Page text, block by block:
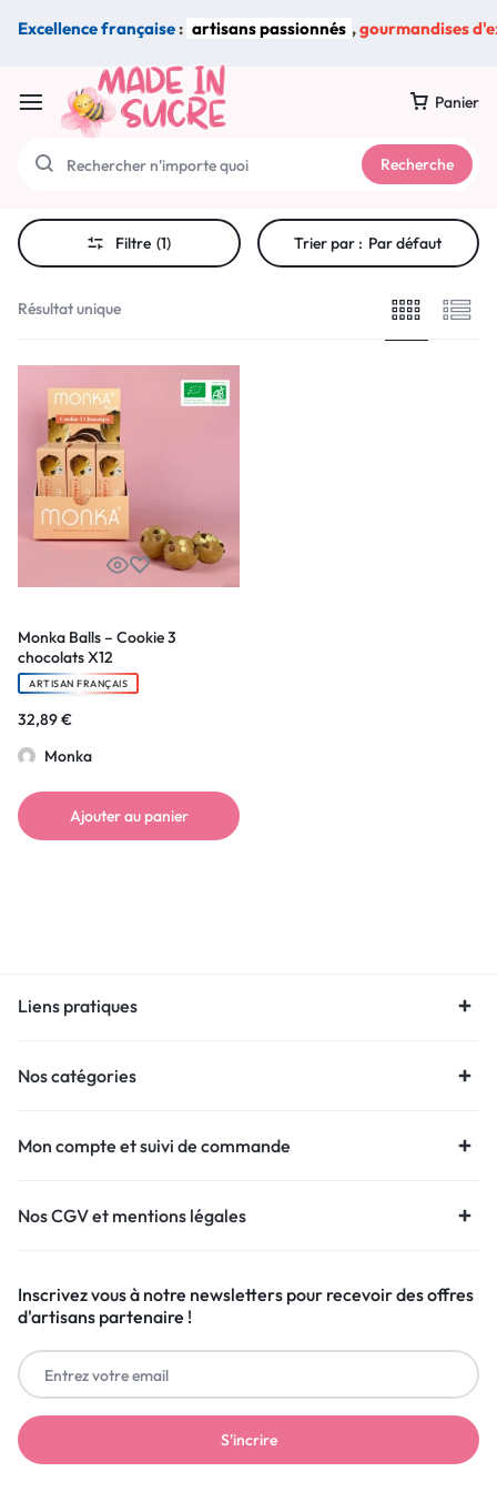
Excellence française: artisans passionnés ,gourmandises
Panier
Recherche
Filtre (1) Trier par : Par défaut
Résultat unique
Monka Balls – Cookie 3
chocolats X12
ARTISAN FRANÇAIS
32,89€
Monka
Ajouter au panier
Liens pratiques
Nos catégories
Mon compte et suivi de commande
Nos CGV et mentions légales
Inscrivez vous à notre newsletters pour recevoir des offres
d'artisans partenaire !